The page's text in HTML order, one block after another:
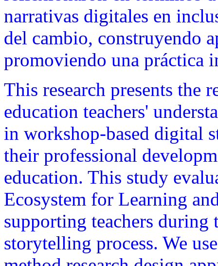
narrativas digitales en
del cambio, construyendo
promoviendo una práctica
This research presents the
education teachers'
in workshop-based digital
their professional
education. This study
Ecosystem for Learning
supporting teachers
storytelling process. We